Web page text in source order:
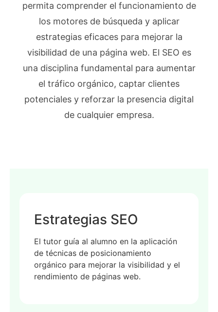
permita comprender el funcionamiento de
los motores de búsqueda y aplicar
estrategias eficaces para mejorar la
visibilidad de una página web. El SEO es
una disciplina fundamental para aumentar
el tráfico orgánico, captar clientes
potenciales y reforzar la presencia digital
de cualquier empresa.
Estrategias SEO
El tutor guía al alumno en la aplicación
de técnicas de posicionamiento
orgánico para mejorar la visibilidad y el
rendimiento de páginas web.